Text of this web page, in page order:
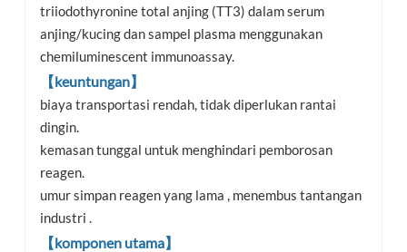
triiodothyronine total anjing (TT3) dalam serum
anjing/kucing dan sampel plasma menggunakan
chemiluminescent immunoassay.
【keuntungan】
biaya transportasi rendah, tidak diperlukan rantai
dingin.
kemasan tunggal untuk menghindari pemborosan
reagen.
umur simpan reagen yang lama , menembus tantangan
industri .
【komponen utama】